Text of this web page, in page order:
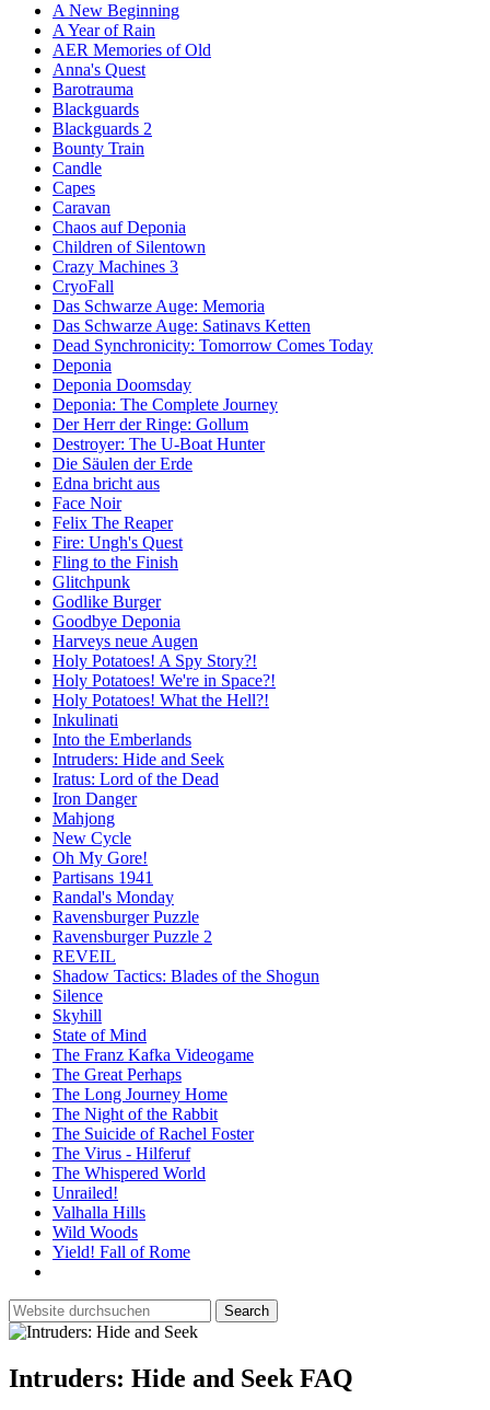
A New Beginning
A Year of Rain
AER Memories of Old
Anna's Quest
Barotrauma
Blackguards
Blackguards 2
Bounty Train
Candle
Capes
Caravan
Chaos auf Deponia
Children of Silentown
Crazy Machines 3
CryoFall
Das Schwarze Auge: Memoria
Das Schwarze Auge: Satinavs Ketten
Dead Synchronicity: Tomorrow Comes Today
Deponia
Deponia Doomsday
Deponia: The Complete Journey
Der Herr der Ringe: Gollum
Destroyer: The U-Boat Hunter
Die Säulen der Erde
Edna bricht aus
Face Noir
Felix The Reaper
Fire: Ungh's Quest
Fling to the Finish
Glitchpunk
Godlike Burger
Goodbye Deponia
Harveys neue Augen
Holy Potatoes! A Spy Story?!
Holy Potatoes! We're in Space?!
Holy Potatoes! What the Hell?!
Inkulinati
Into the Emberlands
Intruders: Hide and Seek
Iratus: Lord of the Dead
Iron Danger
Mahjong
New Cycle
Oh My Gore!
Partisans 1941
Randal's Monday
Ravensburger Puzzle
Ravensburger Puzzle 2
REVEIL
Shadow Tactics: Blades of the Shogun
Silence
Skyhill
State of Mind
The Franz Kafka Videogame
The Great Perhaps
The Long Journey Home
The Night of the Rabbit
The Suicide of Rachel Foster
The Virus - Hilferuf
The Whispered World
Unrailed!
Valhalla Hills
Wild Woods
Yield! Fall of Rome
Intruders: Hide and Seek FAQ